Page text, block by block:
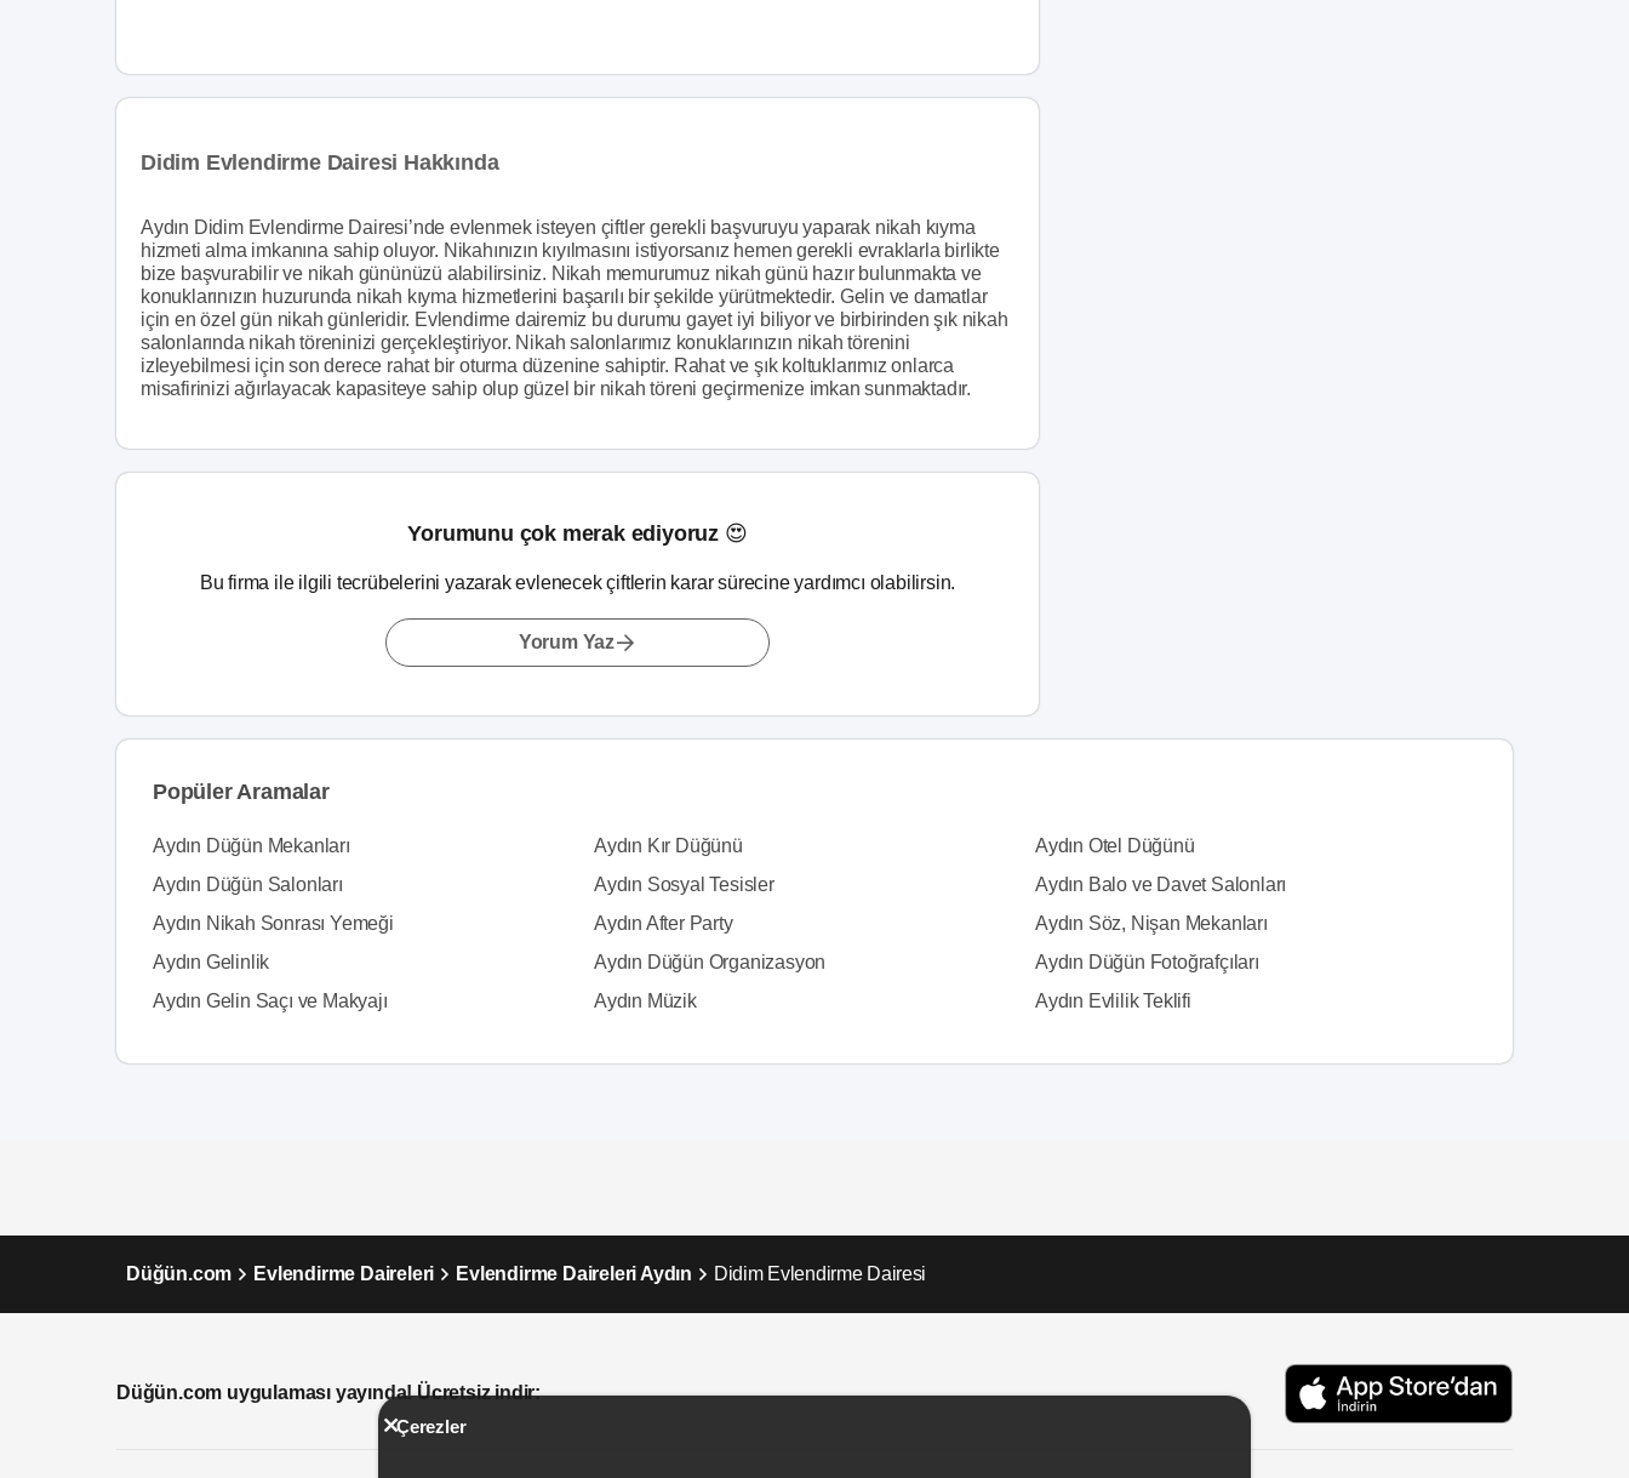
Didim Evlendirme Dairesi Hakkında
Aydın Didim Evlendirme Dairesi’nde evlenmek isteyen çiftler gerekli başvuruyu yaparak nikah kıyma
hizmeti alma imkanına sahip oluyor. Nikahınızın kıyılmasını istiyorsanız hemen gerekli evraklarla birlikte
bize başvurabilir ve nikah gününüzü alabilirsiniz. Nikah memurumuz nikah günü hazır bulunmakta ve
konuklarınızın huzurunda nikah kıyma hizmetlerini başarılı bir şekilde yürütmektedir. Gelin ve damatlar
için en özel gün nikah günleridir. Evlendirme dairemiz bu durumu gayet iyi biliyor ve birbirinden şık nikah
salonlarında nikah töreninizi gerçekleştiriyor. Nikah salonlarımız konuklarınızın nikah törenini
izleyebilmesi için son derece rahat bir oturma düzenine sahiptir. Rahat ve şık koltuklarımız onlarca
misafirinizi ağırlayacak kapasiteye sahip olup güzel bir nikah töreni geçirmenize imkan sunmaktadır.
Yorumunu çok merak ediyoruz 😍
Bu firma ile ilgili tecrübelerini yazarak evlenecek çiftlerin karar sürecine yardımcı olabilirsin.
Yorum Yaz
Popüler Aramalar
Aydın Düğün Mekanları Aydın Kır Düğünü
Aydın Otel Düğünü
Aydın Düğün Salonları
Aydın Sosyal Tesisler
Aydın Balo ve Davet Salonları
Aydın Nikah Sonrası Yemeği
Aydın After Party
Aydın Söz, Nişan Mekanları
Aydın Gelinlik
Aydın Düğün Organizasyon
Aydın Düğün Fotoğrafçıları
Aydın Gelin Saçı ve Makyajı
Aydın Müzik Aydın Evlilik Teklifi
Düğün.com Evlendirme Daireleri Evlendirme Daireleri Aydın Didim Evlendirme Dairesi
Düğün.com uygulaması yayında! Ücretsiz indir:
Çerezler